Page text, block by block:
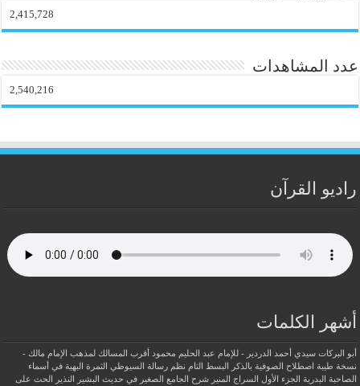
2,415,728
عدد المشاهدات
2,540,216
راديو القرآن
أشهر الكلمات
أبو البركات سيدي أحمد الدردير - للإمام عبد الحليم محمود
أقرب المسالك لمذهب الإمام مالك -
نسخة طيبة اصطلاح الصوفية بالذكر البسط التام نظم رسالة السيوطي
الثمرة البهية في أسماء
الصاحبة البدرية
الجزء الأول السراج المنير شرح الجامع الصغير في حديث البشير النذير
الحث على